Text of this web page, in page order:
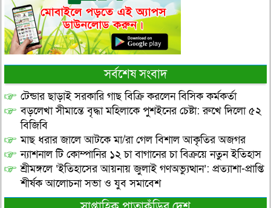
সর্বশেষ সংবাদ
টেন্ডার ছাড়াই সরকারি গাছ বিক্রি করলেন বিসিক কর্মকর্তা
বড়লেখা সীমান্তে বৃদ্ধা মহিলাকে পুশইনের চেষ্টা: রুখে দিলো ৫২
বিজিবি
মাছ ধরার জালে আটকে মা/রা গেল বিশাল আকৃতির অজগর
ন্যাশনাল টি কোম্পানির ১২ চা বাগানের চা বিক্রয়ে নতুন ইতিহাস
শ্রীমঙ্গলে ‘ইতিহাসের আয়নায় জুলাই গণঅভ্যুত্থান’: প্রত্যাশা-প্রাপ্তি
শীর্ষক আলোচনা সভা ও যুব সমাবেশ